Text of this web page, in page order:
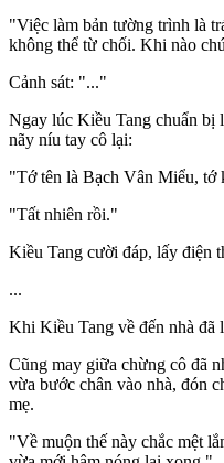
"Việc làm bản tường trình là
không thể từ chối. Khi nào
Cảnh sát: "..."
Ngay lúc Kiều Tang chuẩn bị
nãy níu tay cô lại:
"Tớ tên là Bạch Vân Miểu, tớ
"Tất nhiên rồi."
Kiều Tang cười đáp, lấy điện
...
Khi Kiều Tang về đến nhà đã
Cũng may giữa chừng cô đã
vừa bước chân vào nhà, đón
mẹ.
"Về muộn thế này chắc mệt